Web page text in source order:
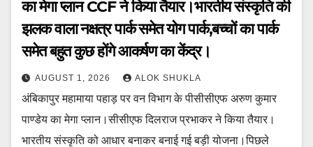
का मेगा प्लान CCF ने किया तैयार।भारतीय संस्कृति की
झलक वाला नक्षत्र पार्क समेत योग पार्क,बच्चों का पार्क
समेत बहुत कुछ होंगे आकर्षण का केंद्र।
AUGUST 1, 2026 ALOK SHUKLA
अंबिकापुर महामाया पहाड़ पर वन विभाग के पीसीसीएफ अरुण कुमार
पाण्डेय का मेगा प्लान।सीसीएफ दिलराज प्रभाकर ने किया तैयार।
भारतीय संस्कृति को आधार बनाकर बनाई गई बड़ी योजना।पिछले